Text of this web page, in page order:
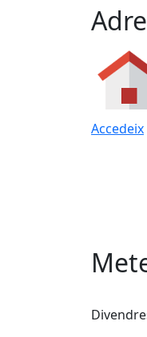
Accedeix